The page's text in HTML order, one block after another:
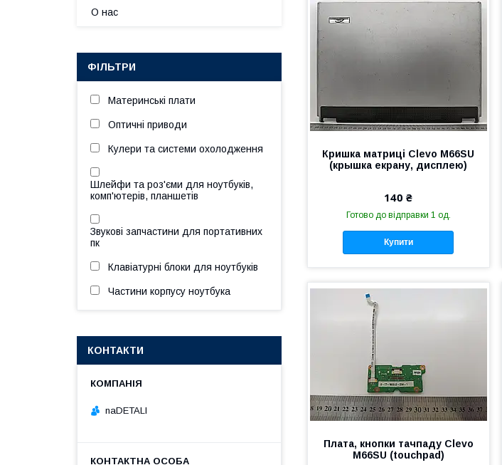
Кришка матриці Clevo M66SU
(крышка екрану, дисплею)
140 ₴
Готово до відправки 1 од.
Купити
Плата, кнопки тачпаду Clevo
M66SU (touchpad)
О нас
ФІЛЬТРИ
Материнські плати
Оптичні приводи
Кулери та системи охолодження
Шлейфи та роз'єми для ноутбуків,
комп'ютерів, планшетів
Звукові запчастини для портативних
пк
Клавіатурні блоки для ноутбуків
Частини корпусу ноутбука
КОНТАКТИ
naDETALI